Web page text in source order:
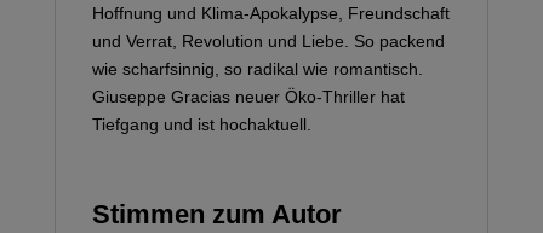
Hoffnung und Klima-Apokalypse, Freundschaft
und Verrat, Revolution und Liebe. So packend
wie scharfsinnig, so radikal wie romantisch.
Giuseppe Gracias neuer Öko-Thriller hat
Tiefgang und ist hochaktuell.
Stimmen zum Autor